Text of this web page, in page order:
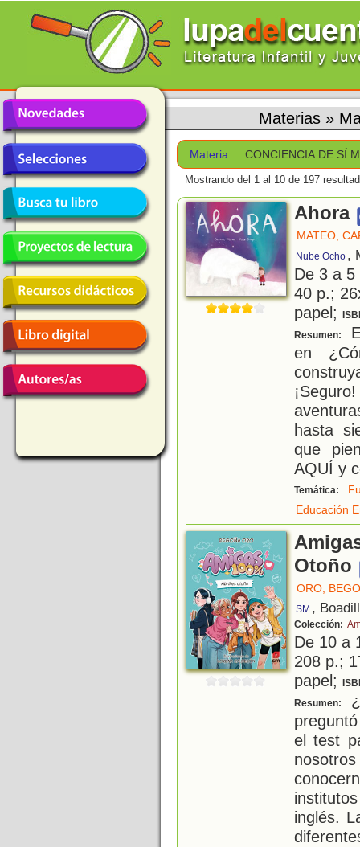
Materias »
Materia: CONCIENCIA DE SÍ
Mostrando del 1 al 10 de 197
Ahora
MATEO,
Nube Ocho ,
De 3 a
40 p.;
papel;
Resumen:
en
hasta
que
AQUÍ y
Temática:
Educación
Otoño
ORO,
SM ,
Colección:
De 10 a
208 p.;
papel;
Resumen:
el test
inglés.